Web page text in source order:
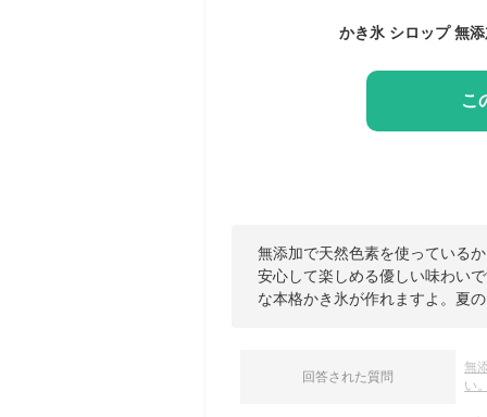
こ
無添加で天然色素を使っている
安心して楽しめる優しい味わい
な本格かき氷が作れますよ。夏
回答された質問
無
い